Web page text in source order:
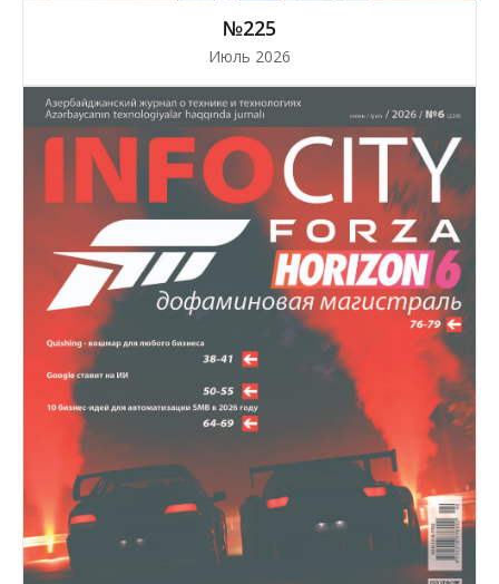
№225
Июль 2026